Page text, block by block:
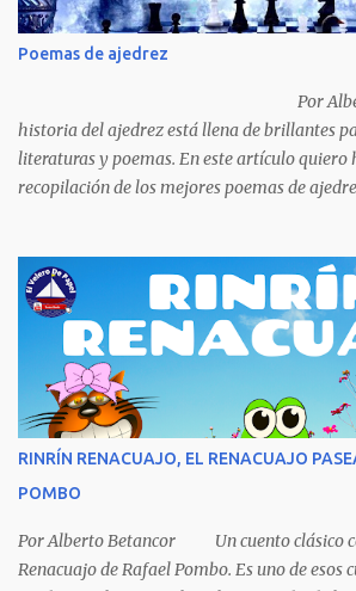
nadie se la guardó en el bolsillo y siguió
podría comprar, pensó en comprar una casa,
porque ya tenía una casa, pensó en un carro
la idea porque no sabía manejar (conducir)
comprarse un vestido y...
Poemas de ajedrez
Por Alberto
historia del ajedrez está llena de brillantes
literaturas y poemas. En este artículo quiero
recopilación de los mejores poemas de
Borges es uno de los grandes pensadores del
universal trasciende más allá del premio
fue negado por razones políticas, pero como
y sabiendo que sus posturas ideológicas
obtenerlo, prefirió sus principios que el
RINRÍN RENACUAJO, EL RENACUAJO
POMBO
Por Alberto Betancor Un cuento clásico
Renacuajo de Rafael Pombo. Es uno de esos